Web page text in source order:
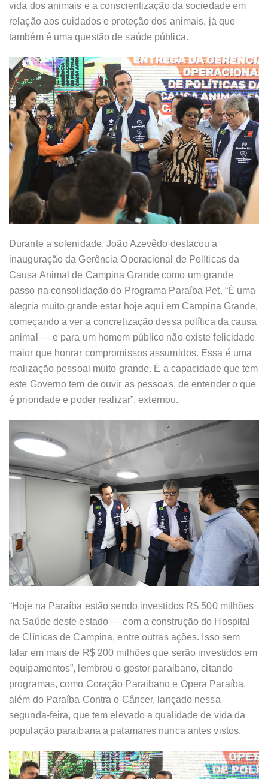
vida dos animais e a conscientização da sociedade em
relação aos cuidados e proteção dos animais, já que
também é uma questão de saúde pública.
Durante a solenidade, João Azevêdo destacou a
inauguração da Gerência Operacional de Políticas da
Causa Animal de Campina Grande como um grande
passo na consolidação do Programa Paraíba Pet. “É uma
alegria muito grande estar hoje aqui em Campina Grande,
começando a ver a concretização dessa política da causa
animal — e para um homem público não existe felicidade
maior que honrar compromissos assumidos. Essa é uma
realização pessoal muito grande. É a capacidade que tem
este Governo tem de ouvir as pessoas, de entender o que
é prioridade e poder realizar”, externou.
“Hoje na Paraíba estão sendo investidos R$ 500 milhões
na Saúde deste estado — com a construção do Hospital
de Clínicas de Campina, entre outras ações. Isso sem
falar em mais de R$ 200 milhões que serão investidos em
equipamentos”, lembrou o gestor paraibano, citando
programas, como Coração Paraibano e Opera Paraíba,
além do Paraíba Contra o Câncer, lançado nessa
segunda-feira, que tem elevado a qualidade de vida da
população paraibana a patamares nunca antes vistos.